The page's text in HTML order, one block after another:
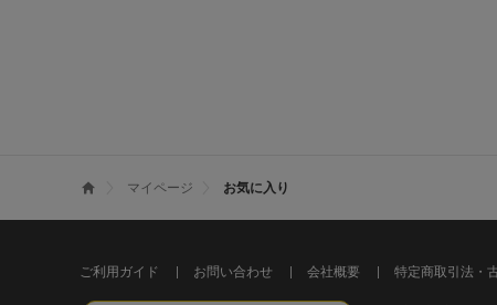
マイページ お気に入り
ご利用ガイド お問い合わせ 会社概要 特定商取引法・